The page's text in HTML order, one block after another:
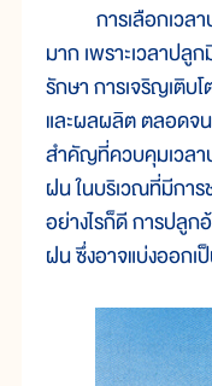
การเลือกเวลา
มาก เพราะเวลาป
รักษา การเจริญเติบโ
และผลผลิต ตลอดจ
สำคัญที่ควบคุมเวลา
ฝน ในบริเวณที่มีกา
อย่างไรก็ดี การปลูก
ฝน ซึ่งอาจแบ่งออก